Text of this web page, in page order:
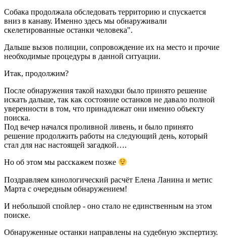
Собака продолжала обследовать территорию и спускается
вниз в канаву. Именно здесь мы обнаруживали
скелетированные останки человека".
Дальше вызов полиции, сопровождение их на место и прочие
необходимые процедуры в данной ситуации.
Итак, продолжим?
После обнаружения такой находки было принято решение
искать дальше, так как состояние останков не давало полной
уверенности в том, что принадлежат они именно объекту
поиска.
Под вечер начался проливной ливень, и было принято
решение продолжить работы на следующий день, который
стал для нас настоящей загадкой….
Но об этом мы расскажем позже
Поздравляем кинологический расчёт Елена Ланина и метис
Марта с очередным обнаружением!
И небольшой спойлер - оно стало не единственным на этом
поиске.
Обнаруженные останки направлены на судебную экспертизу.